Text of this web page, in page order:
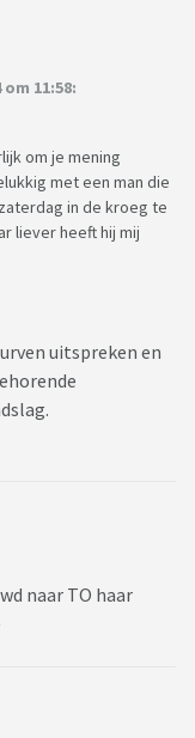
11:58:
om je mening
met een man die
in de kroeg te
liever heeft hij mij
uitspreken en
naar TO haar